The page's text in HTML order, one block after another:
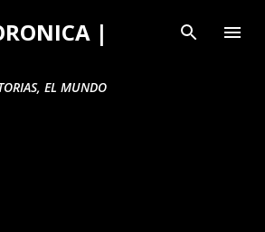
al contenido principal
|
EL MUNDO